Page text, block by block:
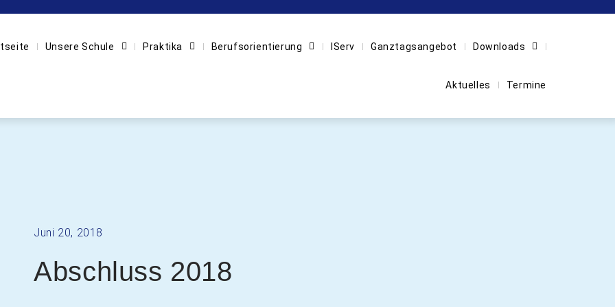
Unsere Schule Praktika Berufsorientierung IServ Ganztagsangebot Downloads
Aktuelles Termine
Juni 20, 2018
Abschluss 2018